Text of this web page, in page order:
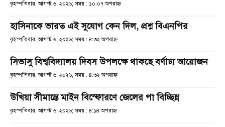
বৃহস্পতিবার, আগস্ট ৬, ২০২৬; সময় : ১০:০৭ অপরাহ্ণ
হাসিনাকে ভারত এই সুযোগ কেন দিল, প্রশ্ন বিএনপির
বৃহস্পতিবার, আগস্ট ৬, ২০২৬; সময় : ৪:৩২ অপরাহ্ণ
সিভাসু বিশ্ববিদ্যালয় দিবস উপলক্ষে থাকছে বর্ণাঢ্য আয়োজন
বৃহস্পতিবার, আগস্ট ৬, ২০২৬; সময় : ৪:৩২ অপরাহ্ণ
উখিয়া সীমান্তে মাইন বিস্ফোরণে জেলের পা বিচ্ছিন্ন
বৃহস্পতিবার, আগস্ট ৬, ২০২৬; সময় : ৪:১৪ অপরাহ্ণ